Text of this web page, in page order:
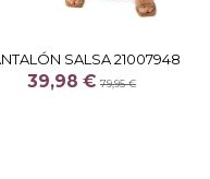
SALSA 21007948
39,98 € 79,95 €